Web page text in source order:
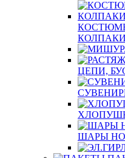
ЦЕПИ,
ШАРЫ